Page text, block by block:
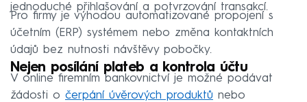
jednoduché přihlašování a potvrzování transakcí.
Pro firmy je výhodou automatizované propojení s
účetním (ERP) systémem nebo změna kontaktních
údajů bez nutnosti návštěvy pobočky.
Nejen posílání plateb a kontrola účtu
V online firemním bankovnictví je možné podávat
žádosti o čerpání úvěrových produktů nebo